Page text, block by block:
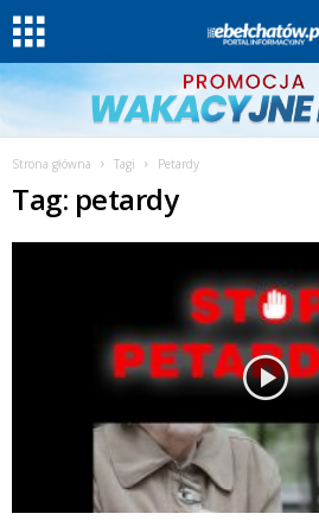
Strona główna Tagi Petardy
Tag: petardy